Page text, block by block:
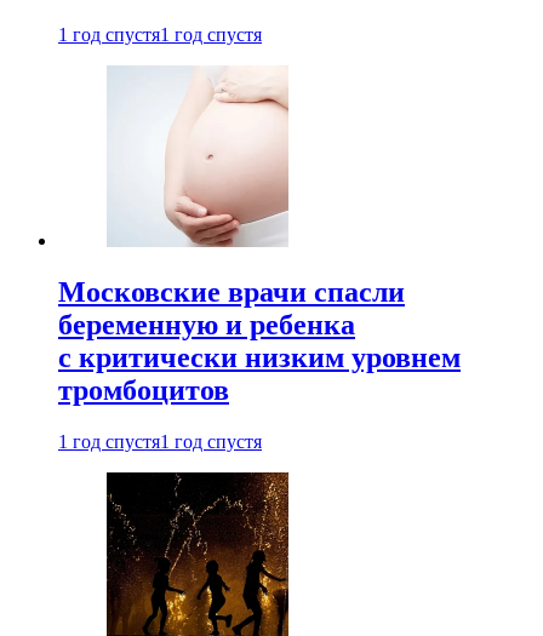
1 год спустя1 год спустя
Московские врачи спасли
беременную и ребенка
с критически низким уровнем
тромбоцитов
1 год спустя1 год спустя